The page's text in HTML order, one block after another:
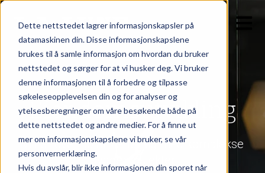
Dette nettstedet lagrer informasjonskapsler på
datamaskinen din. Disse informasjonskapslene
brukes til å samle informasjon om hvordan du bruker
nettstedet og sørger for at vi husker deg. Vi bruker
denne informasjonen til å forbedre og tilpasse
søkeleseopplevelsen din og for analyser og
ytelsesberegninger om våre besøkende både på
dette nettstedet og andre medier. For å finne ut
mer om informasjonskapslene vi bruker, se vår
personvernerklæring.
Hvis du avslår, blir ikke informasjonen din sporet når
Eiendomsutvikling
Vi har over 50 års erfaring med komplekse
byggeprosjekter